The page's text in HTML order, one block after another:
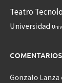
Teatro
Universidad
Gonzalo Lanza